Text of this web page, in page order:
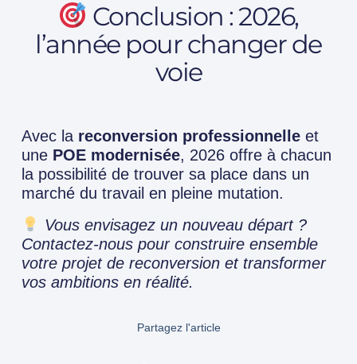
Conclusion : 2026,
l’année pour changer de
voie
Avec la reconversion professionnelleet
une POE modernisée, 2026 offre à chacun
la possibilité de trouver sa place dans un
marché du travail en pleine mutation.
Vous envisagez un nouveau départ ?
Contactez-nous pour construire ensemble
votre projet de reconversion et transformer
vos ambitions en réalité.
Partagez l'article